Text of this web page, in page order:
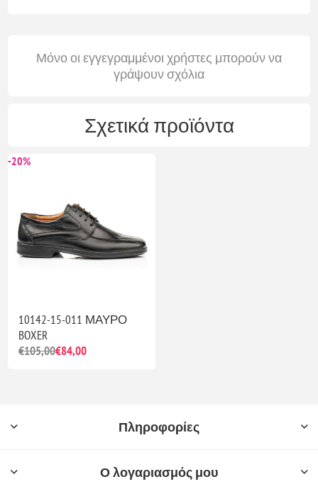
Μόνο οι εγγεγραμμένοι χρήστες μπορούν να
γράψουν σχόλια
Σχετικά προϊόντα
-20%
10142-15-011 ΜΑΥΡΟ
BOXER
€105,00€84,00
Πληροφορίες
Ο λογαριασμός μου